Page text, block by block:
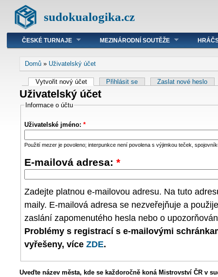
sudokualogika.cz
ČESKÉ TURNAJE MEZINÁRODNÍ SOUTĚŽE
Domů » Uživatelský účet
Vytvořit nový účet Přihlásit se Zaslat nové heslo
Uživatelský účet
Informace o účtu
Uživatelské jméno: *
Použití mezer je povoleno; interpunkce není povolena s výjimkou teček,
E-mailová adresa: *
Zadejte platnou e-mailovou adresu. Na tuto
maily. E-mailová adresa se nezveřejňuje a
zaslání zapomenutého hesla nebo o
Problémy s registrací s e-mailovými
vyřešeny, více ZDE.
Uveďte název města, kde se každoročně koná Mistrovství ČR v